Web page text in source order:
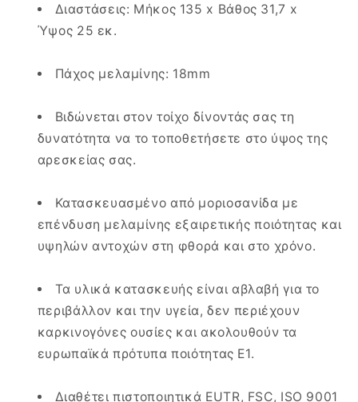
Διαστάσεις: Μήκος 135 x Βάθος 31,7 x
Ύψος 25 εκ.
Πάχος μελαμίνης: 18mm
Βιδώνεται στον τοίχο δίνοντάς σας τη
δυνατότητα να το τοποθετήσετε στο ύψος της
αρεσκείας σας.
Κατασκευασμένο από μοριοσανίδα με
επένδυση μελαμίνης εξαιρετικής ποιότητας και
υψηλών αντοχών στη φθορά και στο χρόνο.
Τα υλικά κατασκευής είναι αβλαβή για το
περιβάλλον και την υγεία, δεν περιέχουν
καρκινογόνες ουσίες και ακολουθούν τα
ευρωπαϊκά πρότυπα ποιότητας Ε1.
Διαθέτει πιστοποιητικά EUTR, FSC, ISO 9001